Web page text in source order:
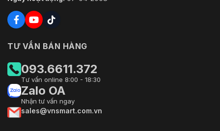
TƯ VẤN BÁN HÀNG
093.6611.372
Tư vấn online 8:00 - 18:30
Zalo OA
Nhận tư vấn ngay
sales@vnsmart.com.vn